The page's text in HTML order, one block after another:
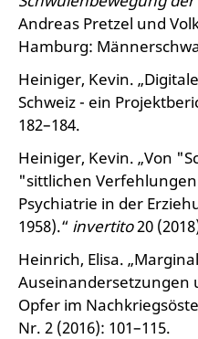
Andreas Pretzel und
Hamburg:
Heiniger, Kevin.
Schweiz - ein
182–184.
Heiniger, Kevin. „Von
"sittlichen
Psychiatrie in der
1958).“ invertito20
Heinrich, Elisa.
Auseinandersetzungen
Opfer im
Nr. 2 (2016): 101–115.